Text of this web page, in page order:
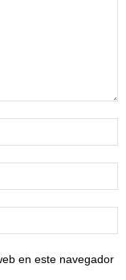
en este navegador